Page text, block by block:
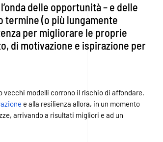
delle opportunità – e delle
termine (o più lungamente
per migliorare le proprie
di motivazione e ispirazione per
vecchi modelli corrono il rischio di affondare.
e alla resilienza allora, in un momento
arrivando a risultati migliori e ad un